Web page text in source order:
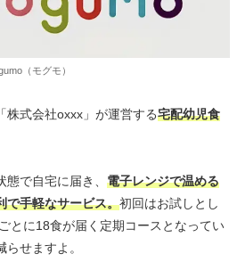
（モグモ）
株式会社oxxx」が運営する宅配幼児食
で自宅に届き、 電子レンジで温める
で手軽なサービス。初回はお試しとし
とに18食が届く定期コースとなってい
せますよ。